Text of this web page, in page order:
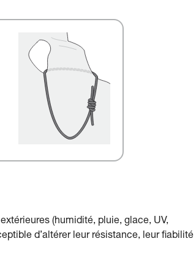
(humidité, pluie, glace, UV,
d’altérer leur résistance, leur fiabilité